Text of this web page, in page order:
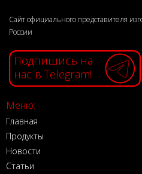
Сайт официального представителя
России
Подпишись на
нас в Telegram!
Меню:
Главная
Продукты
Новости
Статьи